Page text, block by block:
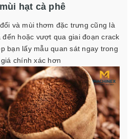
hạt cà phê
và mùi thơm đặc trưng cũng là
hoặc vượt qua giai đoạn crack
bạn lấy mẫu quan sát ngay trong
chính xác hơn